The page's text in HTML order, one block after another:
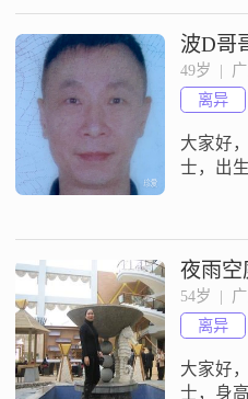
工作
及以下
情，努
面，我
人，对
波D哥
49岁  |
离异
大家好
士，出
5000元
衡工作
研究天
兴趣，
将，喜
夜雨空
54岁  |
离异
大家好
士，身